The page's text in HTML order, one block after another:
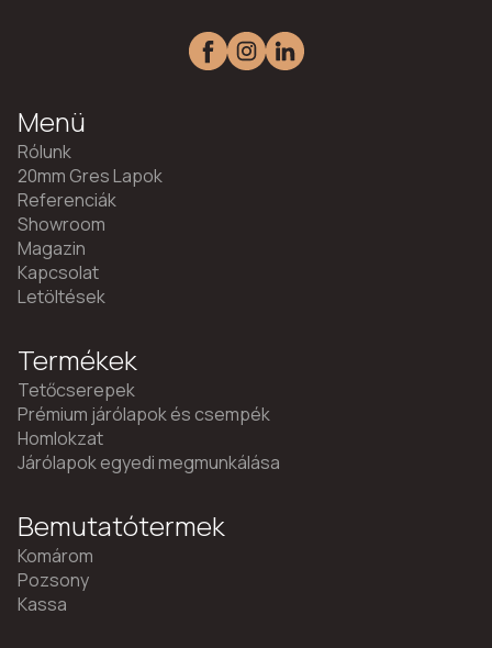
Menü
Rólunk
20mm Gres Lapok
Referenciák
Showroom
Magazin
Kapcsolat
Letöltések
Termékek
Tetőcserepek
Prémium járólapok és csempék
Homlokzat
Járólapok egyedi megmunkálása
Bemutatótermek
Komárom
Pozsony
Kassa